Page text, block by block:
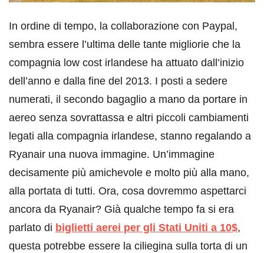
In ordine di tempo, la collaborazione con Paypal,
sembra essere l’ultima delle tante migliorie che la
compagnia low cost irlandese ha attuato dall’inizio
dell’anno e dalla fine del 2013. I posti a sedere
numerati, il secondo bagaglio a mano da portare in
aereo senza sovrattassa e altri piccoli cambiamenti
legati alla compagnia irlandese, stanno regalando a
Ryanair una nuova immagine. Un’immagine
decisamente più amichevole e molto più alla mano,
alla portata di tutti. Ora, cosa dovremmo aspettarci
ancora da Ryanair? Già qualche tempo fa si era
parlato di biglietti aerei per gli Stati Uniti a 10$,
questa potrebbe essere la ciliegina sulla torta di un